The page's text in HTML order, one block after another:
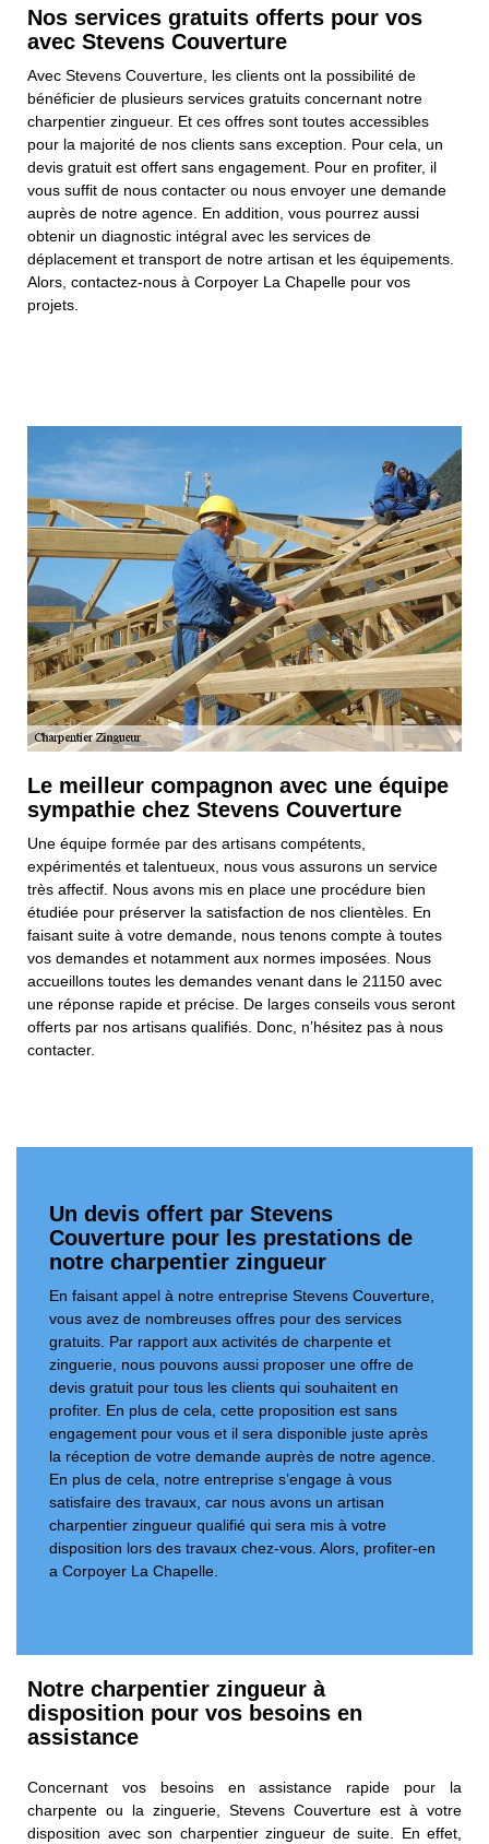
Nos services gratuits offerts pour vos
avec Stevens Couverture
Avec Stevens Couverture, les clients ont la possibilité de
bénéficier de plusieurs services gratuits concernant notre
charpentier zingueur. Et ces offres sont toutes accessibles
pour la majorité de nos clients sans exception. Pour cela, un
devis gratuit est offert sans engagement. Pour en profiter, il
vous suffit de nous contacter ou nous envoyer une demande
auprès de notre agence. En addition, vous pourrez aussi
obtenir un diagnostic intégral avec les services de
déplacement et transport de notre artisan et les équipements.
Alors, contactez-nous à Corpoyer La Chapelle pour vos
projets.
Le meilleur compagnon avec une équipe
sympathie chez Stevens Couverture
Une équipe formée par des artisans compétents,
expérimentés et talentueux, nous vous assurons un service
très affectif. Nous avons mis en place une procédure bien
étudiée pour préserver la satisfaction de nos clientèles. En
faisant suite à votre demande, nous tenons compte à toutes
vos demandes et notamment aux normes imposées. Nous
accueillons toutes les demandes venant dans le 21150 avec
une réponse rapide et précise. De larges conseils vous seront
offerts par nos artisans qualifiés. Donc, n’hésitez pas à nous
contacter.
Un devis offert par Stevens
Couverture pour les prestations de
notre charpentier zingueur
En faisant appel à notre entreprise Stevens Couverture,
vous avez de nombreuses offres pour des services
gratuits. Par rapport aux activités de charpente et
zinguerie, nous pouvons aussi proposer une offre de
devis gratuit pour tous les clients qui souhaitent en
profiter. En plus de cela, cette proposition est sans
engagement pour vous et il sera disponible juste après
la réception de votre demande auprès de notre agence.
En plus de cela, notre entreprise s’engage à vous
satisfaire des travaux, car nous avons un artisan
charpentier zingueur qualifié qui sera mis à votre
disposition lors des travaux chez-vous. Alors, profiter-en
a Corpoyer La Chapelle.
Notre charpentier zingueur à
disposition pour vos besoins en
assistance
Concernant vos besoins en assistance rapide pour la
charpente ou la zinguerie, Stevens Couverture est à votre
disposition avec son charpentier zingueur de suite. En effet,